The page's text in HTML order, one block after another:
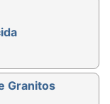
Granitos